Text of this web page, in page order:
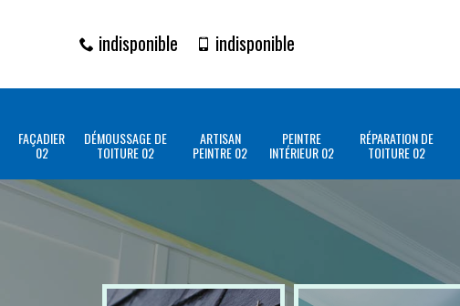
indisponible indisponible
FAÇADIER
02
DÉMOUSSAGE DE
TOITURE 02
ARTISAN
PEINTRE 02
PEINTRE
INTÉRIEUR 02
RÉPARATION DE
TOITURE 02